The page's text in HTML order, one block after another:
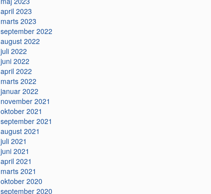
april 2023
marts 2023
september 2022
august 2022
juli 2022
juni 2022
april 2022
marts 2022
januar 2022
november 2021
oktober 2021
september 2021
august 2021
juli 2021
juni 2021
april 2021
marts 2021
oktober 2020
september 2020